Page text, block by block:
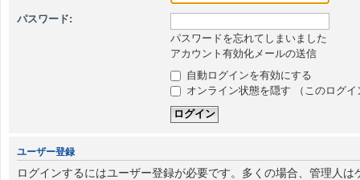
パスワード:
パスワードを忘れてしまいました
アカウント有効化メールの送信
自動ログインを有効にする
オンライン状態を隠す （このログ
ユーザー登録
ログインするにはユーザー登録が必要です。多くの場合、管理人